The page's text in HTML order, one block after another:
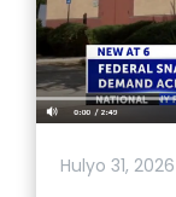
Hulyo 31, 2026